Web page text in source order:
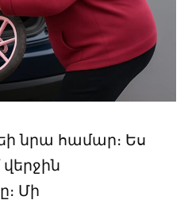
նրա համար։ Ես
վերջին
Մի